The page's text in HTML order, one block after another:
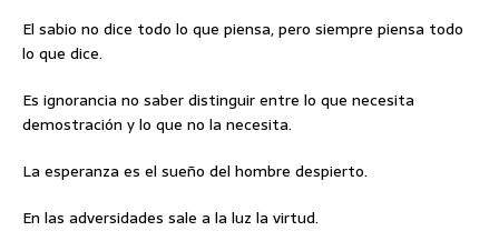
El sabio no dice todo lo que piensa, pero siempre piensa todo
lo que dice.
Es ignorancia no saber distinguir entre lo que necesita
demostración y lo que no la necesita.
La esperanza es el sueño del hombre despierto.
En las adversidades sale a la luz la virtud.